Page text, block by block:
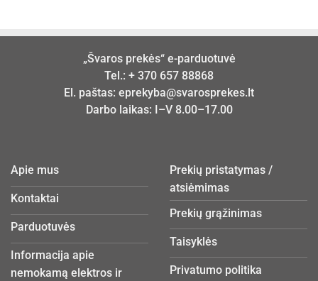
„Švaros prekės“ e-parduotuvė
Tel.: + 370 657 88868
El. paštas: eprekyba@svarosprekes.lt
Darbo laikas: I–V 8.00–17.00
Apie mus
Kontaktai
Parduotuvės
Informacija apie
nemokamą elektros ir
Prekių pristatymas /
atsiėmimas
Prekių grąžinimas
Taisyklės
Privatumo politika